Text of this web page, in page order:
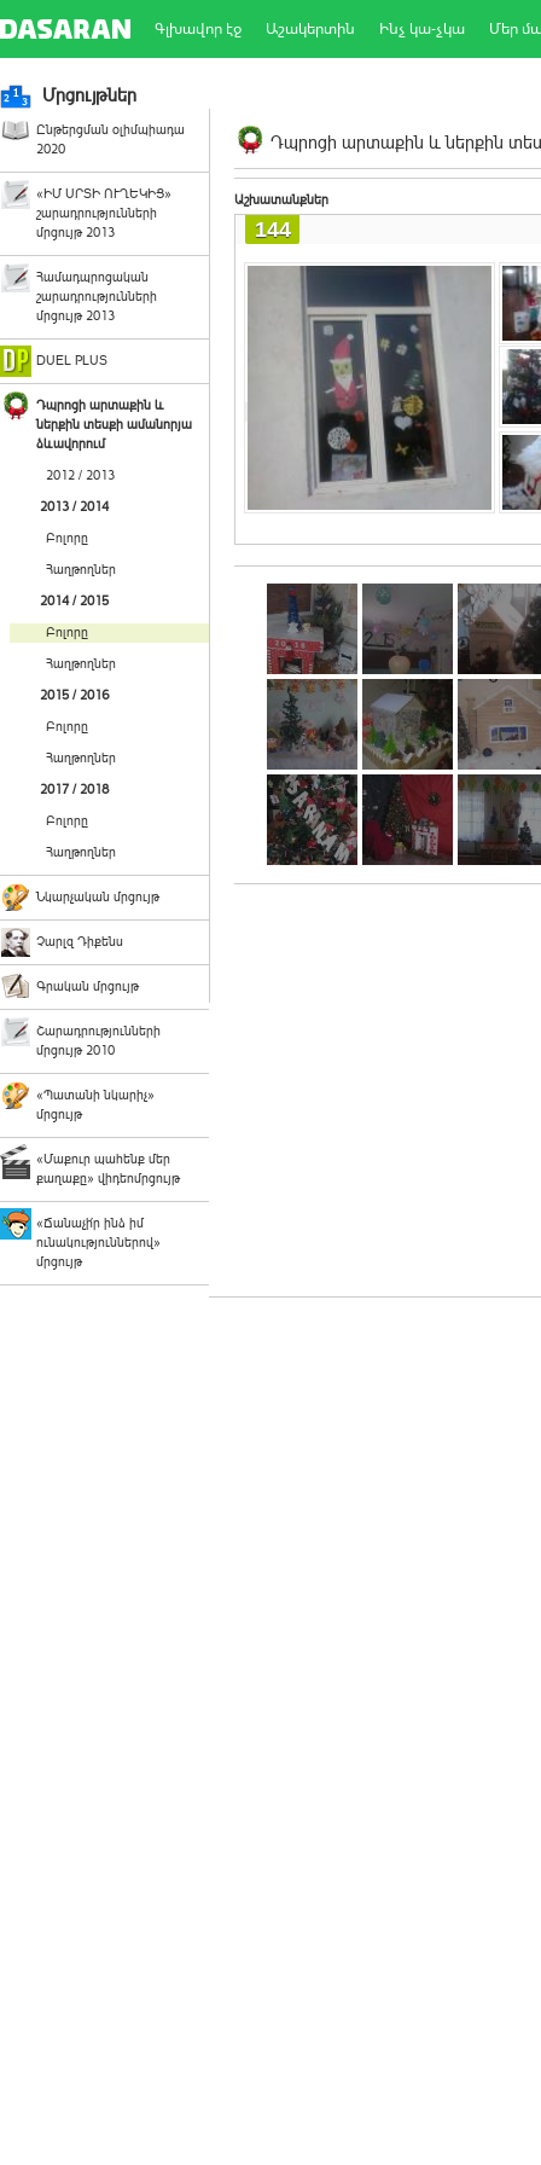
Գլխավոր էջ Աշակերտին Ինչ կա-չկա Մեր
Մրցույթներ
Ընթերցման օլիմպիադա
2020
«ԻՄ ՍՐՏԻ ՈՒՂԵԿԻՑ»
շարադրությունների
մրցույթ 2013
Համադպրոցական
շարադրությունների
մրցույթ 2013
DUEL PLUS
Դպրոցի արտաքին և
ներքին տեսքի ամանորյա
ձևավորում
2012 / 2013
2013 / 2014
Բոլորը
Հաղթողներ
2014 / 2015
Բոլորը
Հաղթողներ
2015 / 2016
Բոլորը
Հաղթողներ
2017 / 2018
Բոլորը
Հաղթողներ
Նկարչական մրցույթ
Չարլզ Դիքենս
Գրական մրցույթ
Շարադրությունների
մրցույթ 2010
«Պատանի նկարիչ»
մրցույթ
«Մաքուր պահենք մեր
քաղաքը» վիդեոմրցույթ
«Ճանաչի՛ր ինձ իմ
ունակություններով»
մրցույթ
Դպրոցի արտաքին և ներքին
Աշխատանքներ
144